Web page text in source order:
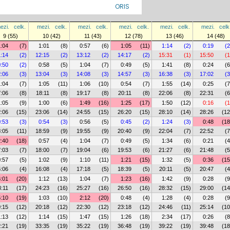
ORIS
celk. mezi. celk. mezi. celk. mezi. celk. mezi. celk. mezi.
9 (55) 10 (42) 11 (43) 12 (78) 13 (46)
14 (48)
(7) 1:01 (8) 0:57 (6) 1:05 (11) 1:14 (2) 0:19
(2) 12:15 (2) 13:12 (2) 14:17 (2) 15:31 (1) 15:50
(2) 0:58 (5) 1:04 (7) 0:49 (5) 1:41 (8) 0:24
(3) 13:04 (3) 14:08 (3) 14:57 (3) 16:38 (3) 17:02
(7) 1:05 (11) 1:06 (10) 0:54 (7) 1:55 (14) 0:25
(8) 18:11 (8) 19:17 (8) 20:11 (8) 22:06 (8) 22:31
(9) 1:00 (6) 1:49 (16) 1:25 (17) 1:50 (12) 0:16
(15) 23:06 (14) 24:55 (15) 26:20 (15) 28:10 (14) 28:26
(3) 0:54 (3) 0:56 (5) 0:45 (2) 1:24 (3) 0:48
(11) 18:59 (9) 19:55 (9) 20:40 (9) 22:04 (7) 22:52
(18) 0:57 (4) 1:04 (7) 0:49 (5) 1:34 (6) 0:21
(7) 18:00 (7) 19:04 (6) 19:53 (6) 21:27 (6) 21:48
(5) 1:02 (9) 1:10 (11) 1:21 (15) 1:32 (5) 0:36
(4) 16:08 (4) 17:18 (5) 18:39 (5) 20:11 (5) 20:47
(20) 1:12 (13) 1:04 (7) 1:23 (16) 1:42 (9) 0:28
(17) 24:23 (16) 25:27 (16) 26:50 (16) 28:32 (15) 29:00
(19) 1:03 (10) 2:12 (20) 0:48 (4) 1:28 (4) 0:28
(12) 20:18 (12) 22:30 (12) 23:18 (12) 24:46 (11) 25:14
(12) 1:14 (15) 1:47 (15) 1:26 (18) 2:34 (17) 0:26
(19) 33:35 (19) 35:22 (19) 36:48 (19) 39:22 (19) 39:48